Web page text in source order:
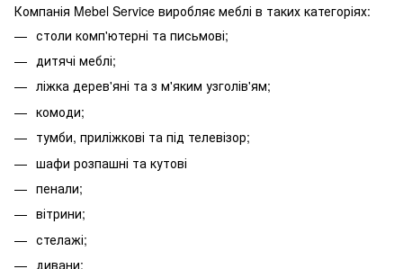
Компанія Mebel Service виробляє меблі в таких категоріях:
столи комп'ютерні та письмові;
дитячі меблі;
ліжка дерев'яні та з м'яким узголів'ям;
комоди;
тумби, приліжкові та під телевізор;
шафи розпашні та кутові
пенали;
вітрини;
стелажі;
дивани;